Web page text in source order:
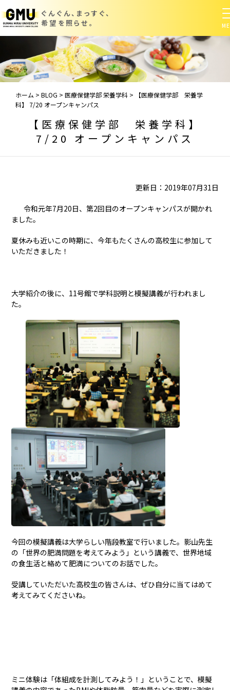
ぐんぐん、まっすぐ、
希望を照らせ。
ホーム > BLOG > 医療保健学部 栄養学科 >
【医療保健学部 栄養学
科】 7/20 オープンキャンパス
【医療保健学部 栄養学科】
7/20 オープンキャンパス
更新日：2019年07月31日
令和元年7月20日、第2回目のオープンキャンパスが開かれ
ました。
夏休みも近いこの時期に、今年もたくさんの高校生に参加して
いただきました！
大学紹介の後に、11号館で学科説明と模擬講義が行われまし
た。
今回の模擬講義は大学らしい階段教室で行いました。影山先生
の「世界の肥満問題を考えてみよう」という講義で、世界地域
の食生活と絡めて肥満についてのお話でした。
受講していただいた高校生の皆さんは、ぜひ自分に当てはめて
考えてみてくださいね。
ミニ体験は「体組成を計測してみよう！」ということで、模擬